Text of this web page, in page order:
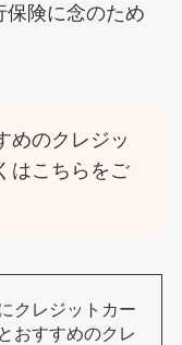
保険に念のため
めのクレジッ
はこちらをご
クレジットカー
おすすめのクレ